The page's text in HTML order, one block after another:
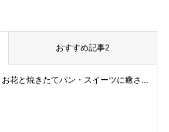
おすすめ記事2
お花と焼きたてパン・スイーツに癒さ...